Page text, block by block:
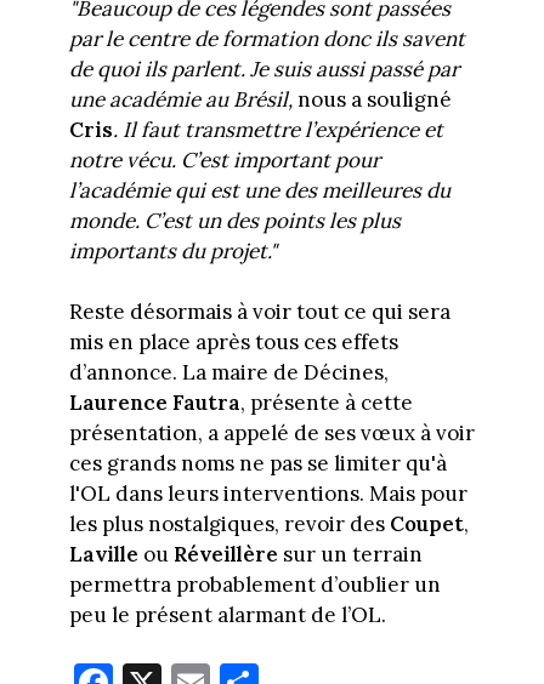
"Beaucoup de ces légendes sont passées
par le centre de formation donc ils savent
de quoi ils parlent. Je suis aussi passé par
une académie au Brésil,nous a souligné
Cris. Il faut transmettre l’expérience et
notre vécu. C’est important pour
l’académie qui est une des meilleures du
monde. C’est un des points les plus
importants du projet."
Reste désormais à voir tout ce qui sera
mis en place après tous ces effets
d’annonce. La maire de Décines,
Laurence Fautra, présente à cette
présentation, a appelé de ses vœux à voir
ces grands noms ne pas se limiter qu'à
l'OL dans leurs interventions. Mais pour
les plus nostalgiques, revoir des Coupet,
Laville ou Réveillère sur un terrain
permettra probablement d’oublier un
peu le présent alarmant de l’OL.